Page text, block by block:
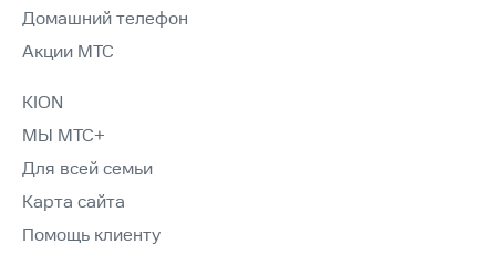
Домашний телефон
Акции МТС
KION
МЫ МТС+
Для всей семьи
Карта сайта
Помощь клиенту